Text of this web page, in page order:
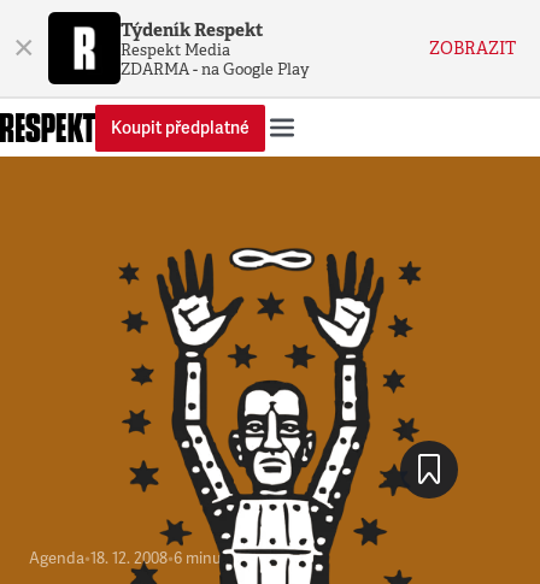
× Týdeník Respekt
Respekt Media
ZDARMA - na Google Play
ZOBRAZIT
Koupit předplatné
Agenda•18. 12. 2008•6 minut